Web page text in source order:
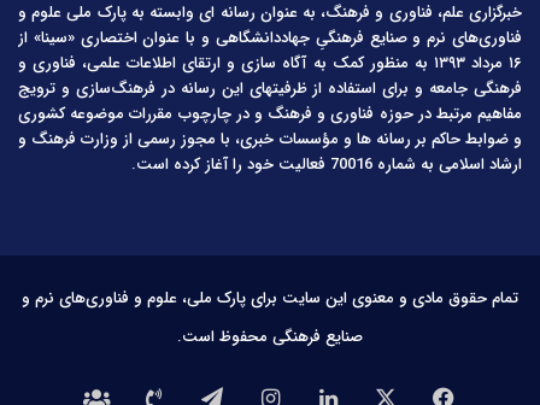
خبرگزاری علم، فناوری و فرهنگ، به عنوان رسانه ای وابسته به پارک ملی علوم و
فناوری‌های نرم و صنایع فرهنگیِ جهاددانشگاهی و با عنوان اختصاری «سینا» از
۱۶ مرداد ۱۳۹۳ به منظور کمک به آگاه سازی و ارتقای اطلاعات علمی، فناوری و
فرهنگی جامعه و برای استفاده از ظرفیتهای این رسانه در فرهنگ‌سازی و ترویج
مفاهیم مرتبط در حوزه فناوری و فرهنگ و در چارچوب مقررات موضوعه کشوری
و ضوابط حاکم بر رسانه ها و مؤسسات خبری، با مجوز رسمی از وزارت فرهنگ و
ارشاد اسلامی به شماره 70016 فعالیت خود را آغاز کرده است.
تمام حقوق مادی و معنوی این سایت برای پارک ملی، علوم و فناوری‌های نرم و
صنایع فرهنگی محفوظ است.
فیس لینکدیناینستاگرامتلگرامتماس درباره